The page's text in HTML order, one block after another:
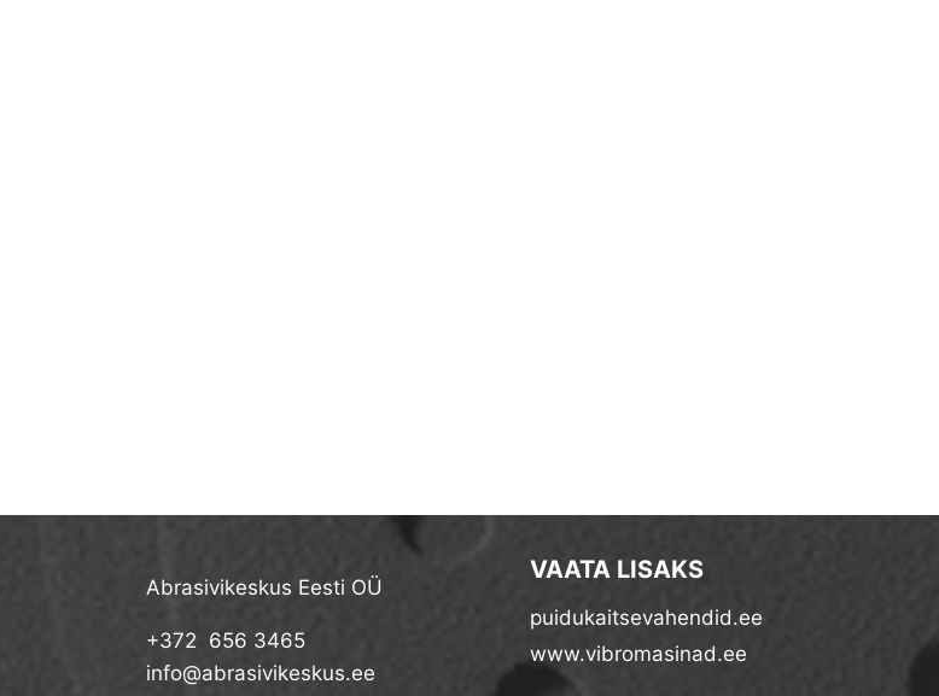
Abrasivikeskus Eesti OÜ
+372 656 3465
info@abrasivikeskus.ee
VAATA LISAKS
puidukaitsevahendid.ee
www.vibromasinad.ee